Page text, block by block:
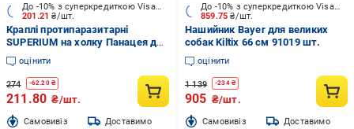
201.21₴/шт.
До -10% з суперкредиткою Visa Вигода
Краплі протипаразитарні
SUPERIUM на холку Панацея для
собак 10-20 кг
оцінити
274 -62.20₴
211.80 ₴/шт.
Cамовивіз Доставимо
859.75₴/шт.
До -10% з суперкредиткою Visa Вигода
Нашийник Bayer для великих
собак Kiltix 66 см 91019 шт.
оцінити
1 139 -234₴
905 ₴/шт.
Cамовивіз Доставимо